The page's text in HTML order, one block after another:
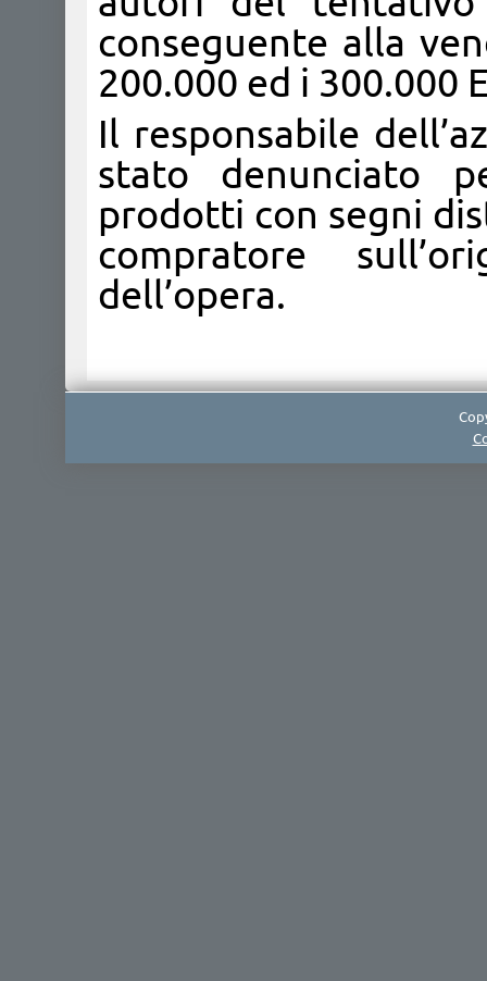
conseguente alla
200.000 ed i 300.000
Il responsabile
stato denunciato
prodotti con segni
compratore
dell’opera.